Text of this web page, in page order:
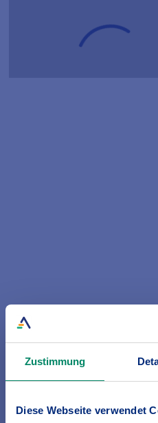
Zustimmung
Diese Webseite verwendet